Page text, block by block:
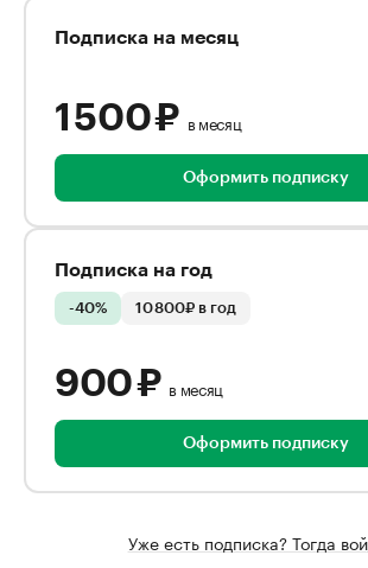
Подписка на месяц
1 500 ₽ в месяц
Оформить подписку
Подписка на год
-40% 10 800₽ в год
900 ₽ в месяц
Оформить подписку
Уже есть подписка? Тогда